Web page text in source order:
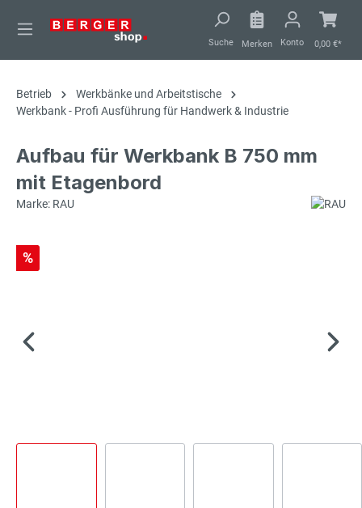
springen
Suche Merken Konto 0,00 €*
Betrieb
Werkbänke und Arbeitstische
Werkbank - Profi Ausführung für Handwerk & Industrie
Aufbau für Werkbank B 750 mm
mit Etagenbord
Marke: RAU
%